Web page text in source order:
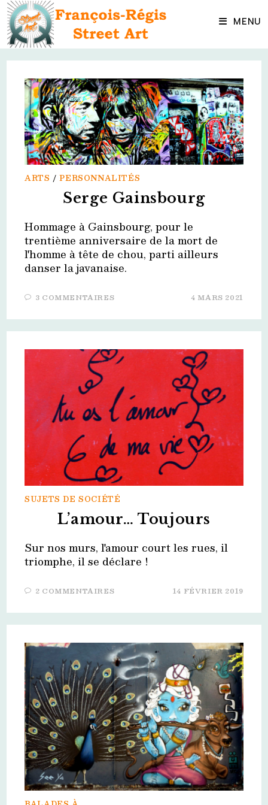
Skip
content MENU
ARTS /PERSONNALITÉS
Serge Gainsbourg
Hommage à Gainsbourg, pour le
trentième anniversaire de la mort de
l'homme à tête de chou, parti ailleurs
danser la javanaise.
3 COMMENTAIRES 4 MARS 2021
SUJETS DE SOCIÉTÉ
L’amour… Toujours
Sur nos murs, l'amour court les rues, il
triomphe, il se déclare !
2 COMMENTAIRES 14 FÉVRIER 2019